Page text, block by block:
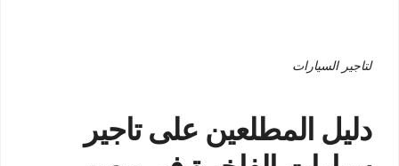
لتاجير السيارات
دليل المطلعين على تاجير